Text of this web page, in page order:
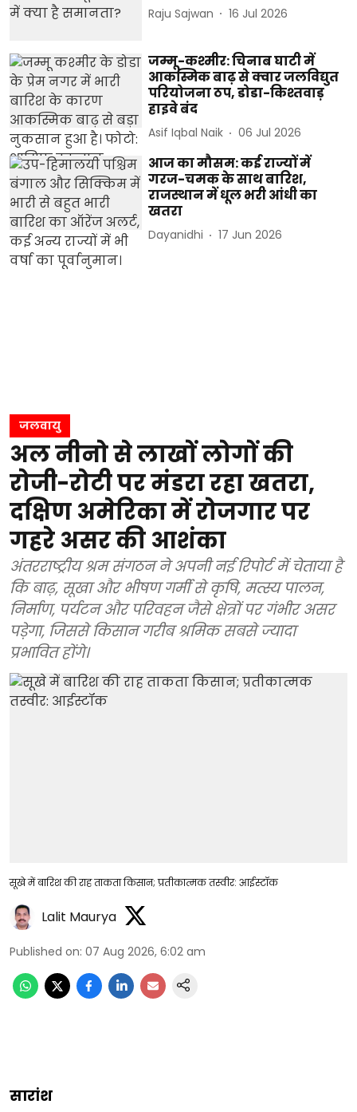
Raju Sajwan 16 Jul 2026
जम्मू-कश्मीर: चिनाब घाटी में
आकस्मिक बाढ़ से क्वार जलविद्युत
परियोजना ठप, डोडा-किश्तवाड़
हाइवे बंद
Asif Iqbal Naik 06 Jul 2026
आज का मौसम: कई राज्यों में
गरज-चमक के साथ बारिश,
राजस्थान में धूल भरी आंधी का
खतरा
Dayanidhi 17 Jun 2026
जलवायु
अल नीनो से लाखों लोगों की
रोजी-रोटी पर मंडरा रहा खतरा,
दक्षिण अमेरिका में रोजगार पर
गहरे असर की आशंका
अंतरराष्ट्रीय श्रम संगठन ने अपनी नई रिपोर्ट में चेताया है
कि बाढ़, सूखा और भीषण गर्मी से कृषि, मत्स्य पालन,
निर्माण, पर्यटन और परिवहन जैसे क्षेत्रों पर गंभीर असर
पड़ेगा, जिससे किसान गरीब श्रमिक सबसे ज्यादा
प्रभावित होंगे।
सूखे में बारिश की राह ताकता किसान; प्रतीकात्मक तस्वीर: आईस्टॉक
Lalit Maurya
Published on: 07 Aug 2026, 6:02 am
सारांश